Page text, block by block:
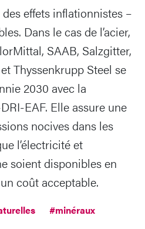
effets inflationnistes –
Dans le cas de l’acier,
SAAB, Salzgitter,
Thyssenkrupp Steel se
2030 avec la
EAF. Elle assure une
nocives dans les
l’électricité et
soient disponibles en
coût acceptable.
#minéraux